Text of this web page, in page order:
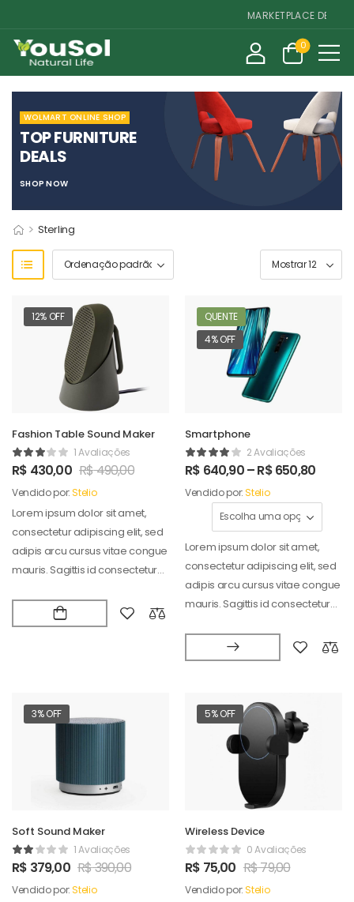
MARKETPLACE DE
0
WOLMART ONLINE SHOP
TOP FURNITURE
DEALS
SHOP NOW
> Sterling
12% OFF
Fashion Table Sound Maker
1 Avaliações
R$ 430,00 R$490,00
Vendido por:Stelio
Lorem ipsum dolor sit amet,
consectetur adipiscing elit, sed
adipis arcu cursus vitae congue
mauris. Sagittis id consectetur
QUENTE
4% OFF
Smartphone
2 Avaliações
R$ 640,90–R$650,80
Vendido por:Stelio
Lorem ipsum dolor sit amet,
consectetur adipiscing elit, sed
adipis arcu cursus vitae congue
mauris. Sagittis id consectetur
3% OFF
Soft Sound Maker
1 Avaliações
R$ 379,00 R$390,00
Vendido por:Stelio
5% OFF
Wireless Device
0 Avaliações
R$ 75,00 R$79,00
Vendido por:Stelio